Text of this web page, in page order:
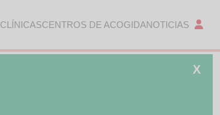
CLÍNICASCENTROS DE ACOGIDANOTICIAS
X